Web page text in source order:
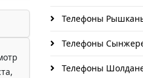
Телефоны
Телефоны
Телефоны